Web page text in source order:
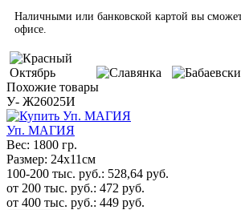
Наличными или банковской картой вы
офисе.
Похожие товары
У- Ж26025И
Уп. МАГИЯ
Вес: 1800 гр.
Размер: 24х11см
100-200 тыс. руб.: 528,64 руб.
от 200 тыс. руб.: 472 руб.
от 400 тыс. руб.: 449 руб.